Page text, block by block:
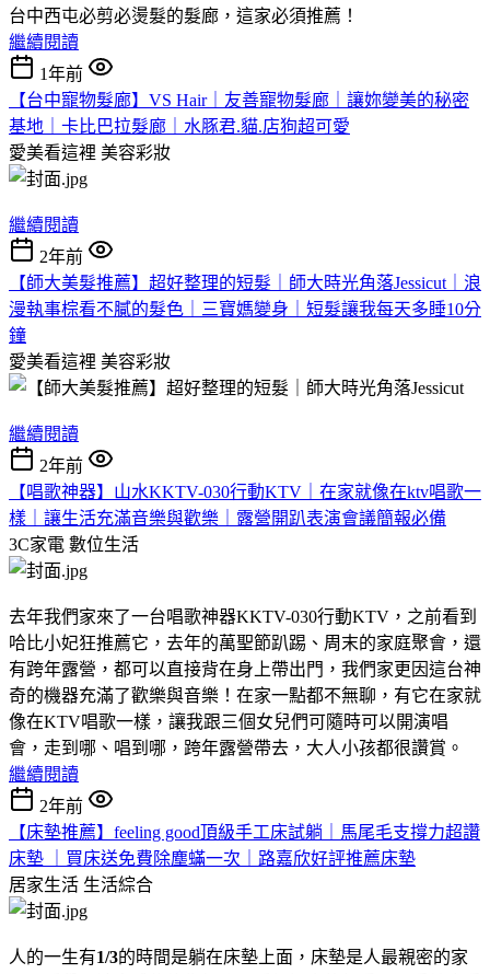
台中西屯必剪必燙髮的髮廊，這家必須推薦！
繼續閱讀
1年前
【台中寵物髮廊】VS Hair｜友善寵物髮廊｜讓妳變美的秘密
基地｜卡比巴拉髮廊｜水豚君.貓.店狗超可愛
愛美看這裡 美容彩妝
繼續閱讀
2年前
【師大美髮推薦】超好整理的短髮｜師大時光角落Jessicut｜浪
漫執事棕看不膩的髮色｜三寶媽變身｜短髮讓我每天多睡10分
鐘
愛美看這裡 美容彩妝
繼續閱讀
2年前
【唱歌神器】山水KKTV-030行動KTV｜在家就像在ktv唱歌一
樣｜讓生活充滿音樂與歡樂｜露營開趴表演會議簡報必備
3C家電 數位生活
去年我們家來了一台唱歌神器KKTV-030行動KTV，之前看到
哈比小妃狂推薦它，去年的萬聖節趴踢、周末的家庭聚會，還
有跨年露營，都可以直接背在身上帶出門，我們家更因這台神
奇的機器充滿了歡樂與音樂！在家一點都不無聊，有它在家就
像在KTV唱歌一樣，讓我跟三個女兒們可隨時可以開演唱
會，走到哪、唱到哪，跨年露營帶去，大人小孩都很讚賞。
繼續閱讀
2年前
【床墊推薦】feeling good頂級手工床試躺｜馬尾毛支撐力超讚
床墊 ｜買床送免費除塵蟎一次｜路嘉欣好評推薦床墊
居家生活 生活綜合
人的一生有1/3的時間是躺在床墊上面，床墊是人最親密的家